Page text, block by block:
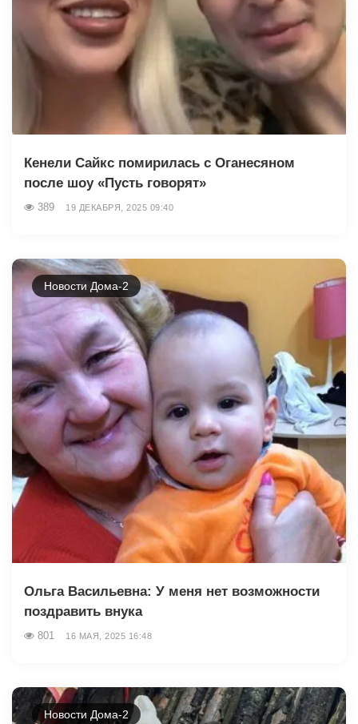
Кенели Сайкс помирилась с Оганесяном
после шоу «Пусть говорят»
389 19 ДЕКАБРЯ, 2025 09:40
Новости Дома-2
Ольга Васильевна: У меня нет возможности
поздравить внука
801 16 МАЯ, 2025 16:48
Новости Дома-2